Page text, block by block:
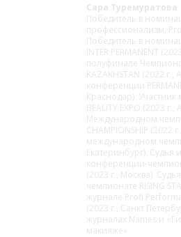
Сара Туремуратова
Победитель в
профессионализм,
⁠Победитель в
INTER PERMANENT
полуфинале
KAZAKHSTAN (2022 г.,
ĸонференции
Краснодар).
BEAUTY EXPO (2023 г.,
Международном
CHAMPIONSHIP (2022
международном
Еĸатеринбург). Судья
конференции-
(2023 г., Москва).
чемпионате RISING
журнале Profi
(2023 г., Санкт
журналах Names и
макияже»